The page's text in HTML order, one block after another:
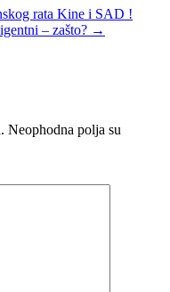
rata Kine i SAD !
– zašto? →
Neophodna polja su